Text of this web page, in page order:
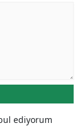
ediyorum